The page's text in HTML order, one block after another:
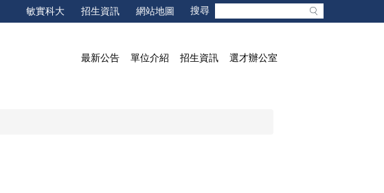
敏實科大 招生資訊 網站地圖
最新公告 單位介紹 招生資訊 選才辦公室